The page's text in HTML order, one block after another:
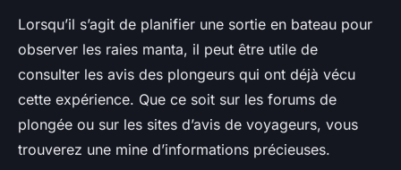
Lorsqu’il s’agit de planifier une sortie en bateau pour
observer les raies manta, il peut être utile de
consulter les avis des plongeurs qui ont déjà vécu
cette expérience. Que ce soit sur les forums de
plongée ou sur les sites d’avis de voyageurs, vous
trouverez une mine d’informations précieuses.